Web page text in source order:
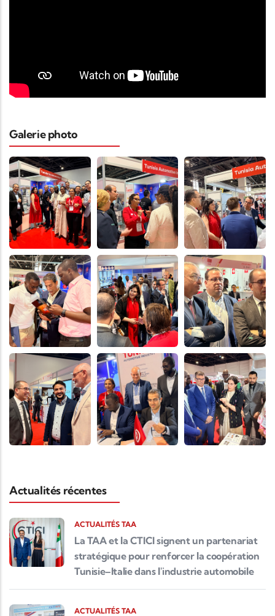
Galerie photo
Actualités récentes
ACTUALITÉS TAA
La TAA et la CTICI signent un partenariat
stratégique pour renforcer la coopération
Tunisie–Italie dans l'industrie automobile
ACTUALITÉS TAA